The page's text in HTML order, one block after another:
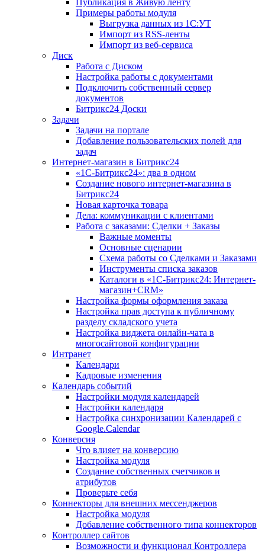
Публикация в Живую ленту
Примеры работы модуля
Выгрузка данных из 1С:УТ
Импорт из RSS-ленты
Импорт из веб-сервиса
Диск
Работа с Диском
Настройка работы с документами
Подключить собственный сервер
документов
Битрикс24 Доски
Задачи
Задачи на портале
Добавление пользовательских полей для
задач
Интернет-магазин в Битрикс24
«1С-Битрикс24»: два в одном
Создание нового интернет-магазина в
Битрикс24
Новая карточка товара
Дела: коммуникации с клиентами
Работа с заказами: Сделки + Заказы
Важные моменты
Основные сценарии
Схема работы со Сделками и Заказами
Инструменты списка заказов
Каталоги в «1С-Битрикс24: Интернет-
магазин+CRM»
Настройка формы оформления заказа
Настройка прав доступа к публичному
разделу складского учета
Настройка виджета онлайн-чата в
многосайтовой конфигурации
Интранет
Календари
Кадровые изменения
Календарь событий
Настройки модуля календарей
Настройки календаря
Настройка синхронизации Календарей с
Google.Calendar
Конверсия
Что влияет на конверсию
Настройка модуля
Создание собственных счетчиков и
атрибутов
Проверьте себя
Коннекторы для внешних мессенджеров
Настройка модуля
Добавление собственного типа коннекторов
Контроллер сайтов
Возможности и функционал Контроллера